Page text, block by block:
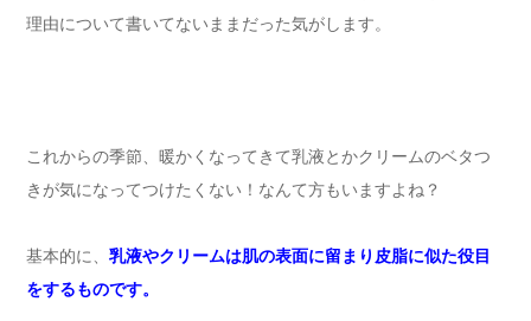
理由について書いてないままだった気がします。
これからの季節、暖かくなってきて乳液とかクリームのベタつ
きが気になってつけたくない！なんて方もいますよね？
基本的に、 乳液やクリームは肌の表面に留まり皮脂に似た役目
をするものです。